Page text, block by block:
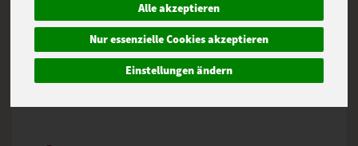
Alle akzeptieren
Nur essenzielle Cookies akzeptieren
Einstellungen ändern